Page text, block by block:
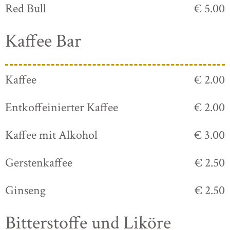
Red Bull
€ 5.00
Kaffee Bar
Kaffee
€ 2.00
Entkoffeinierter Kaffee
€ 2.00
Kaffee mit Alkohol
€ 3.00
Gerstenkaffee
€ 2.50
Ginseng
€ 2.50
Bitterstoffe und Liköre